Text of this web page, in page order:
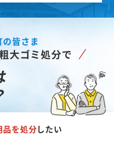
皆さま
大ゴミ処分で
品を処分したい